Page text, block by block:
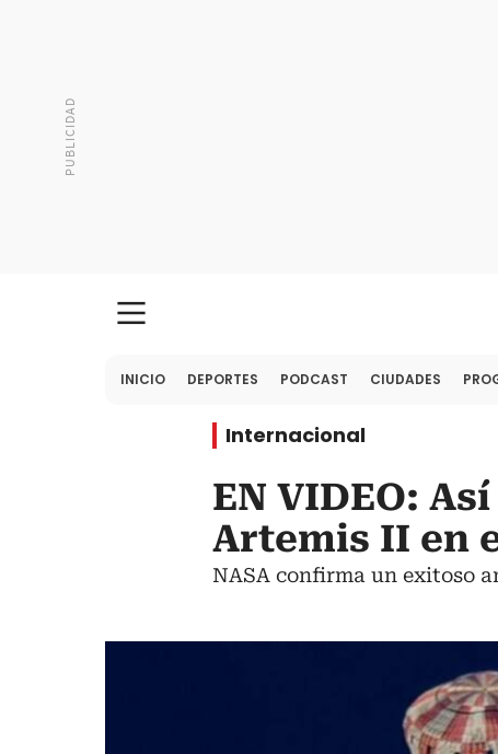
INICIO DEPORTES PODCAST CIUDADES
Internacional
EN VIDEO:
Artemis II en
NASA confirma un exitoso